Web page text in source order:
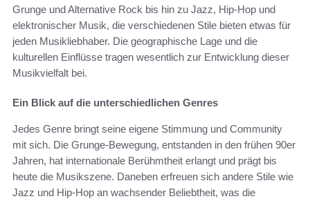
Grunge und Alternative Rock bis hin zu Jazz, Hip-Hop und
elektronischer Musik, die verschiedenen Stile bieten etwas für
jeden Musikliebhaber. Die geographische Lage und die
kulturellen Einflüsse tragen wesentlich zur Entwicklung dieser
Musikvielfalt bei.
Ein Blick auf die unterschiedlichen Genres
Jedes Genre bringt seine eigene Stimmung und Community
mit sich. Die Grunge-Bewegung, entstanden in den frühen 90er
Jahren, hat internationale Berühmtheit erlangt und prägt bis
heute die Musikszene. Daneben erfreuen sich andere Stile wie
Jazz und Hip-Hop an wachsender Beliebtheit, was die